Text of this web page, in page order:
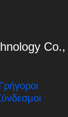
Co.,